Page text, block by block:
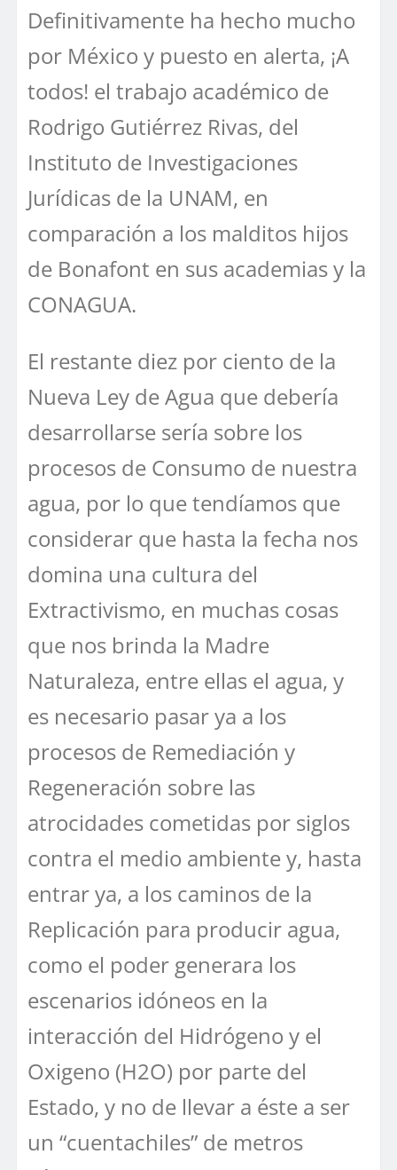
Definitivamente ha hecho mucho
por México y puesto en alerta, ¡A
todos! el trabajo académico de
Rodrigo Gutiérrez Rivas, del
Instituto de Investigaciones
Jurídicas de la UNAM, en
comparación a los malditos hijos
de Bonafont en sus academias y la
CONAGUA.
El restante diez por ciento de la
Nueva Ley de Agua que debería
desarrollarse sería sobre los
procesos de Consumo de nuestra
agua, por lo que tendíamos que
considerar que hasta la fecha nos
domina una cultura del
Extractivismo, en muchas cosas
que nos brinda la Madre
Naturaleza, entre ellas el agua, y
es necesario pasar ya a los
procesos de Remediación y
Regeneración sobre las
atrocidades cometidas por siglos
contra el medio ambiente y, hasta
entrar ya, a los caminos de la
Replicación para producir agua,
como el poder generara los
escenarios idóneos en la
interacción del Hidrógeno y el
Oxigeno (H2O) por parte del
Estado, y no de llevar a éste a ser
un “cuentachiles” de metros